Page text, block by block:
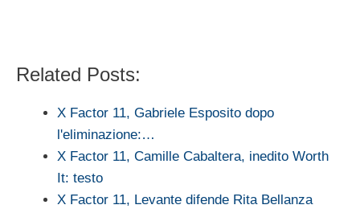
Related Posts:
X Factor 11, Gabriele Esposito dopo
l'eliminazione:…
X Factor 11, Camille Cabaltera, inedito Worth
It: testo
X Factor 11, Levante difende Rita Bellanza